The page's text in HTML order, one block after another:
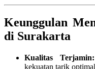
Keunggulan
di Surakarta
Kualitas Terjamin:
kekuatan tarik